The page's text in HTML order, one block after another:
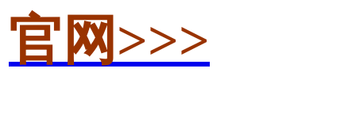
官网>>>